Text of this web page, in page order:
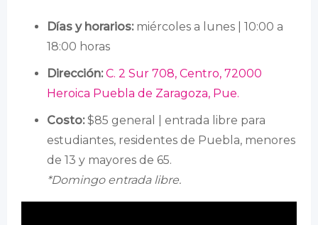
Días y horarios:miércoles a lunes | 10:00 a
18:00 horas
Dirección: C. 2 Sur 708, Centro, 72000
Heroica Puebla de Zaragoza, Pue.
Costo:$85 general | entrada libre para
estudiantes, residentes de Puebla, menores
de 13 y mayores de 65.
*Domingo entrada libre.